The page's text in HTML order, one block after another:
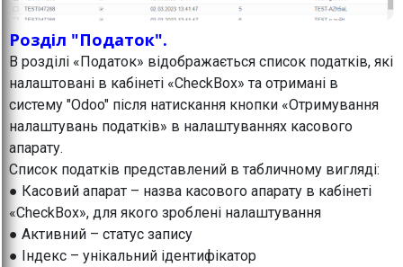
Розділ "Податок".
В розділі «Податок» відображається список податків, які
налаштовані в кабінеті «CheckBox» та отримані в
систему "Odoo" після натискання кнопки «Отримування
налаштувань податків» в налаштуваннях касового
апарату.
Список податків представлений в табличному вигляді:
● Касовий апарат – назва касового апарату в кабінеті
«CheckBox», для якого зроблені налаштування
● Активний – статус запису
● Індекс – унікальний ідентифікатор